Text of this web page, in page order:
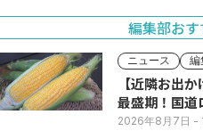
編集部お
ニュース 編
【近隣お出
最盛期！国道
い列
2026年8月7日 -